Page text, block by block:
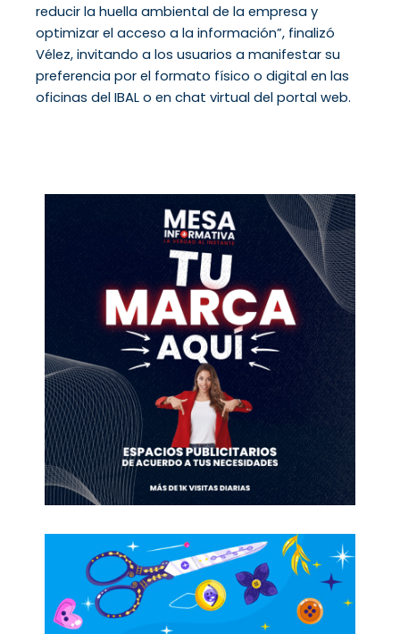
reducir la huella ambiental de la empresa y
optimizar el acceso a la información”, finalizó
Vélez, invitando a los usuarios a manifestar su
preferencia por el formato físico o digital en las
oficinas del IBAL o en chat virtual del portal web.